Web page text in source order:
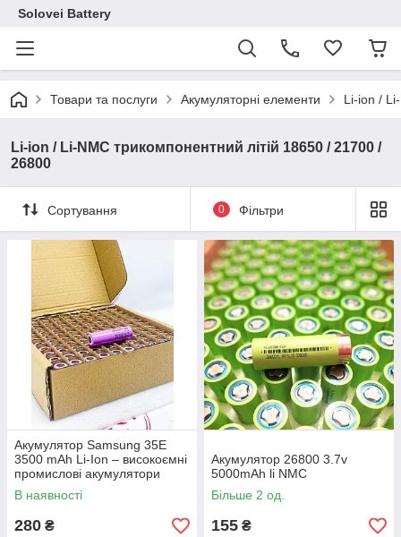
Solovei Battery
Товари та послуги Акумуляторні елементи Li-ion /
Li-ion / Li-NMC трикомпонентний літій 18650 / 21700 /
26800
Сортування 0 Фільтри
Акумулятор Samsung 35E
3500 mAh Li-Ion – високоємні
промислові акумулятори
формату 18650 без захисту
В наявності
280 ₴
Акумулятор 26800 3.7v
5000mAh li NMC
Більше 2 од.
155 ₴